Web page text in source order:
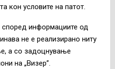
кон условите на патот.
информациите од
не е реализирано ниту
а со задоцнување
на „Визер”.